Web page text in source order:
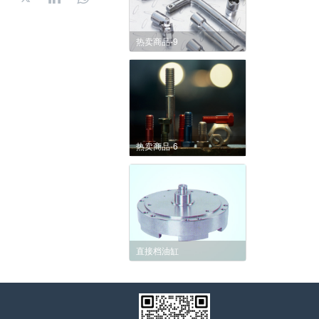
热卖商品-9
热卖商品-6
直接档油缸